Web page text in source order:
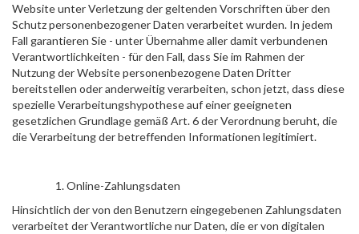
Website unter Verletzung der geltenden Vorschriften über den
Schutz personenbezogener Daten verarbeitet wurden. In jedem
Fall garantieren Sie - unter Übernahme aller damit verbundenen
Verantwortlichkeiten - für den Fall, dass Sie im Rahmen der
Nutzung der Website personenbezogene Daten Dritter
bereitstellen oder anderweitig verarbeiten, schon jetzt, dass diese
spezielle Verarbeitungshypothese auf einer geeigneten
gesetzlichen Grundlage gemäß Art. 6 der Verordnung beruht, die
die Verarbeitung der betreffenden Informationen legitimiert.
Online-Zahlungsdaten
Hinsichtlich der von den Benutzern eingegebenen Zahlungsdaten
verarbeitet der Verantwortliche nur Daten, die er von digitalen